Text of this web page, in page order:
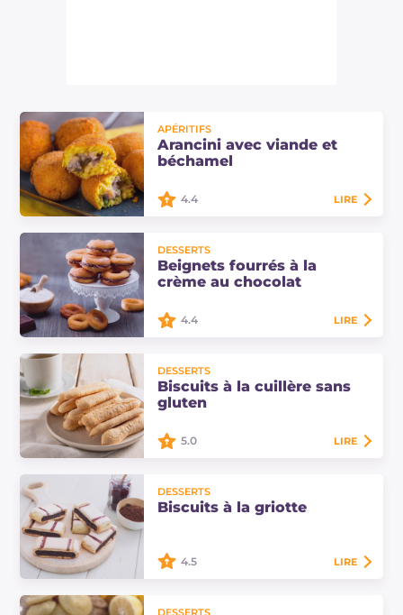
APÉRITIFS
Arancini avec viande et
béchamel
une variante des classiques
boulettes de riz siciliennes farcies
avec de la viande, des petits pois et
4.4 LIRE
DESSERTS
Beignets fourrés à la
crème au chocolat
chocolat sont une délicieuse
collation ! Parfaits pour vos enfants,
ils plairont à tout le monde !
4.4 LIRE
DESSERTS
Biscuits à la cuillère sans
gluten
sont des biscuits légers réalisés avec
de la farine de riz et de la fécule de
5.0 LIRE
DESSERTS
Biscuits à la griotte
4.5 LIRE
DESSERTS